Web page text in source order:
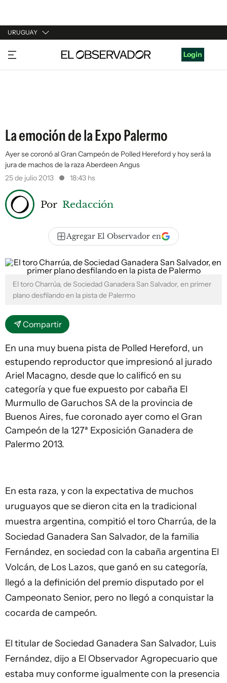
URUGUAY
URUGUAY
ARGENTINA
Login
La emoción de la Expo Palermo
Ayer se coronó al Gran Campeón de Polled Hereford y hoy será la
jura de machos de la raza Aberdeen Angus
25 de julio 2013
18:43 hs
Por Redacción
Agregar El Observador en
El toro Charrúa, de Sociedad Ganadera San Salvador, en primer
plano desfilando en la pista de Palermo
Compartir
En una muy buena pista de Polled Hereford, un
estupendo reproductor que impresionó al jurado
Ariel Macagno, desde que lo calificó en su
categoría y que fue expuesto por cabaña El
Murmullo de Garuchos SA de la provincia de
Buenos Aires, fue coronado ayer como el Gran
Campeón de la 127ª Exposición Ganadera de
Palermo 2013.
En esta raza, y con la expectativa de muchos
uruguayos que se dieron cita en la tradicional
muestra argentina, compitió el toro Charrúa, de la
Sociedad Ganadera San Salvador, de la familia
Fernández, en sociedad con la cabaña argentina El
Volcán, de Los Lazos, que ganó en su categoría,
llegó a la definición del premio disputado por el
Campeonato Senior, pero no llegó a conquistar la
cocarda de campeón.
El titular de Sociedad Ganadera San Salvador, Luis
Fernández, dijo a El Observador Agropecuario que
estaba muy conforme igualmente con la presencia